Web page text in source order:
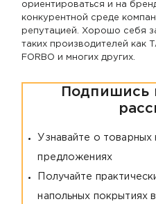
ориентироваться и на
конкурентной среде
репутацией. Хорошо себя
таких производителей как
FORBO и многих других.
Подпишись
Узнавайте о товарных
предложениях
Получайте
напольных покрытиях